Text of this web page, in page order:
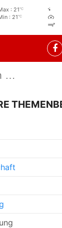
: 21°C
: 21°C